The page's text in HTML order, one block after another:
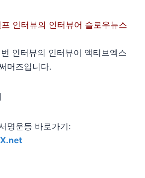
인터뷰의 인터뷰어 슬로우뉴스
인터뷰의 인터뷰이 액티브엑스
머즈입니다.
명운동 바로가기: